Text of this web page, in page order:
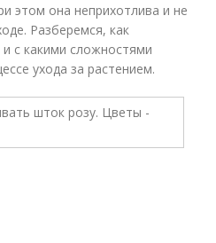
этом она неприхотлива и не
Разберемся, как
с какими сложностями
ухода за растением.